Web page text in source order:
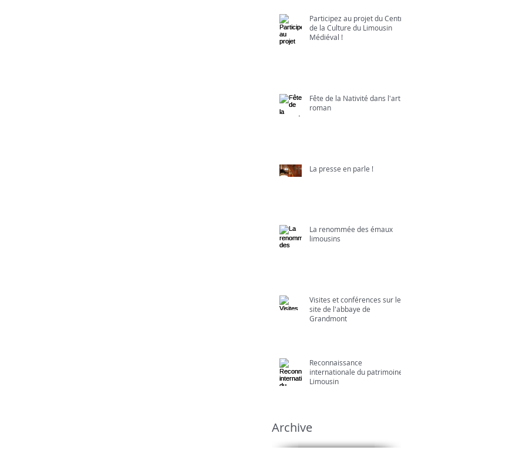
Participez au projet du Centre
de la Culture du Limousin
Médiéval !
Fête de la Nativité dans l'art
roman
La presse en parle !
La renommée des émaux
limousins
Visites et conférences sur le
site de l'abbaye de
Grandmont
Reconnaissance
internationale du patrimoine
Limousin
Archive